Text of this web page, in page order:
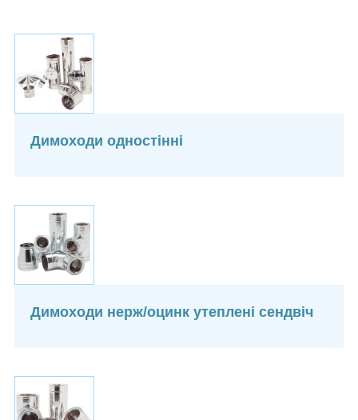
Димоходи одностінні
Димоходи нерж/оцинк утеплені сендвіч